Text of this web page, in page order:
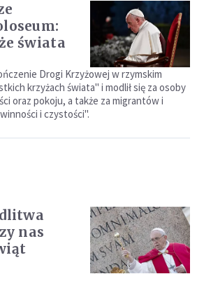
świata
Drogi Krzyżowej w rzymskim
krzyżach świata" i modlił się za osoby
oraz pokoju, a także za migrantów i
i czystości".
nas